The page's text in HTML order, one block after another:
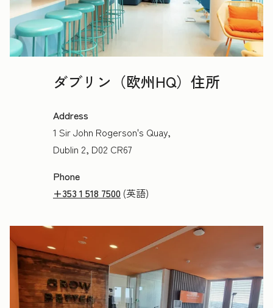
ダブリン（欧州HQ）住所
Address
1 Sir John Rogerson's Quay,
Dublin 2, D02 CR67
Phone
+353 1 518 7500 (英語)